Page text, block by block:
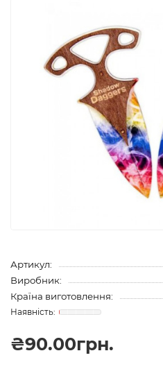
Артикул:
Виробник:
Країна виготовлення:
₴90.00грн.